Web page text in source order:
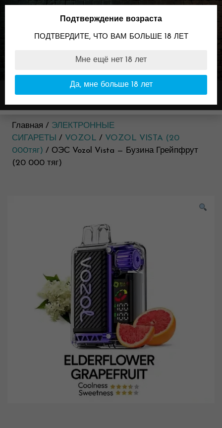
Skip
89096099898
Время работы:
11:00-23:00
Меню
Главная / ЭЛЕКТРОННЫЕ
СИГАРЕТЫ / VOZOL / VOZOL VISTA (20
000тяг) / ОЭС Vozol Vista — Бузина Грейпфрут
(20 000 тяг)
Подтверждение возраста
ПОДТВЕРДИТЕ, ЧТО ВАМ БОЛЬШЕ 18 ЛЕТ
Мне ещё нет 18 лет
Да, мне больше 18 лет